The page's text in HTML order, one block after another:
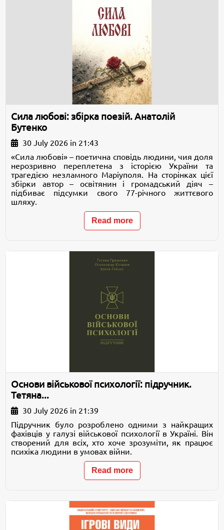
Сила любові: збірка поезій. Анатолій
Бутенко
30 July 2026 in 21:43
«Сила любові» – поетична сповідь людини, чия доля
нерозривно переплетена з історією України та
трагедією незламного Маріуполя. На сторінках цієї
збірки автор – освітянин і громадський діяч –
підбиває підсумки свого 77-річного життєвого
шляху.
Read more
Основи військової психології: підручник.
Тетяна...
30 July 2026 in 21:39
Підручник було розроблено одними з найкращих
фахівців у галузі військової психології в Україні. Він
створений для всіх, хто хоче зрозуміти, як працює
психіка людини в умовах війни.
Read more